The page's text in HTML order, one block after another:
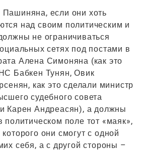
если они хоть
над своим политическим и
не ограничиваться
сетях под постами в
Алена Симоняна (как это
Бабкен Тунян, Овик
как это сделали министр
судебного совета
Карен Андреасян), а должны
политическом поле тот «маяк»,
они смогут с одной
себя, а с другой стороны –